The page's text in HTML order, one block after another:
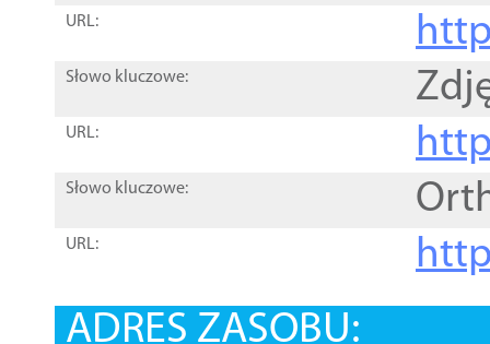
URL:
Słowo kluczowe:
URL:
Słowo kluczowe:
URL:
ADRES ZASOBU: